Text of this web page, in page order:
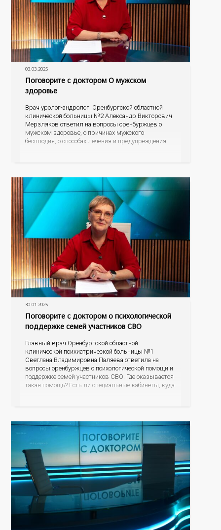
03.03.2025
Поговорите с доктором О мужском
здоровье
Врач уролог-андролог Оренбургской областной
клинической больницы №2 Александр Викторович
Мерзляков ответил на вопросы оренбуржцев о
мужском здоровье, о причинах мужского
бесплодия, о способах лечения и предупреждения.
30.01.2025
Поговорите с доктором о психологической
поддержке семей участников СВО
Главный врач Оренбургской областной
клинической психиатрической больницы №1
Светлана Владимировна Паляева ответила на
вопросы оренбуржцев о психологической помощи и
поддержке семей участников СВО. Где оказывается
такая помощь? Есть ли специальные кабинеты, куда